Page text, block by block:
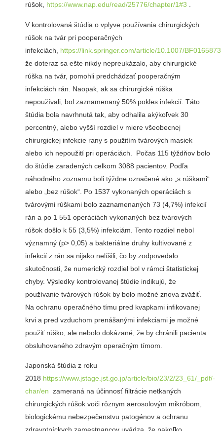
rúšok, https://www.nap.edu/read/25776/chapter/1#3 .
V kontrolovaná štúdia o vplyve používania chirurgických
rúšok na tvár pri pooperačných
infekciách, https://link.springer.com/article/10.1007/
že doteraz sa ešte nikdy nepreukázalo, aby chirurgické
rúška na tvár, pomohli predchádzať pooperačným
infekciách rán. Naopak, ak sa chirurgické rúška
nepoužívali, bol zaznamenaný 50% pokles infekcií. Táto
štúdia bola navrhnutá tak, aby odhalila akýkoľvek 30
percentný, alebo vyšší rozdiel v miere všeobecnej
chirurgickej infekcie rany s použitím tvárových masiek
alebo ich nepoužití pri operáciách. Počas 115 týždňov bolo
do štúdie zaradených celkom 3088 pacientov. Podľa
náhodného zoznamu boli týždne označené ako „s rúškami“
alebo „bez rúšok“. Po 1537 vykonaných operáciách s
tvárovými rúškami bolo zaznamenaných 73 (4,7%) infekcií
rán a po 1 551 operáciách vykonaných bez tvárových
rúšok došlo k 55 (3,5%) infekciám. Tento rozdiel nebol
významný (p> 0,05) a bakteriálne druhy kultivované z
infekcií z rán sa nijako nelíšili, čo by zodpovedalo
skutočnosti, že numerický rozdiel bol v rámci štatistickej
chyby. Výsledky kontrolovanej štúdie indikujú, že
používanie tvárových rúšok by bolo možné znova zvážiť.
Na ochranu operačného tímu pred kvapkami infikovanej
krvi a pred vzduchom prenášanými infekciami je možné
použiť rúško, ale nebolo dokázané, že by chránili pacienta
obsluhovaného zdravým operačným tímom.
Japonská štúdia z roku
2018 https://www.jstage.jst.go.jp/article/bio/23/2/23_61/_pdf/-
char/en zameraná na účinnosť filtrácie netkaných
chirurgických rúšok voči rôznym aerosolovým mikróbom,
biologickému nebezpečenstvu patogénov a ochranu